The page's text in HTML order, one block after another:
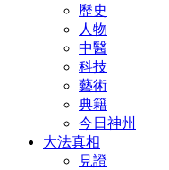
歷史
人物
中醫
科技
藝術
典籍
今日神州
大法真相
見證